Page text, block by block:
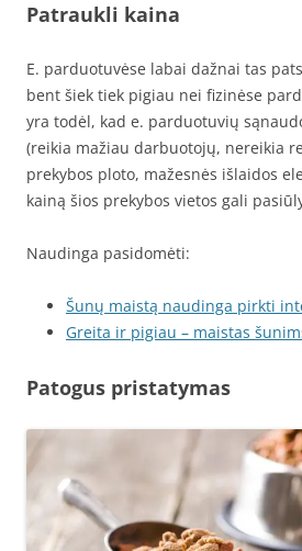
Patraukli kaina
E. parduotuvėse labai dažnai tas
bent šiek tiek pigiau nei fizinėse
yra todėl, kad e. parduotuvių
(reikia mažiau darbuotojų, nereikia
prekybos ploto, mažesnės išlaidos
kainą šios prekybos vietos gali
Naudinga pasidomėti:
Šunų maistą naudinga pirkti
Greita ir pigiau – maistas
Patogus pristatymas